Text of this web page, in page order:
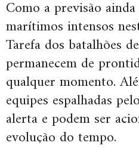
Como a previsão
marítimos intensos
Tarefa dos batalhões
permanecem de
qualquer momento.
equipes espalhadas
alerta e podem ser
evolução do tempo.